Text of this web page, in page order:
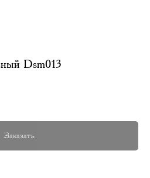
Dsm013
Заказать